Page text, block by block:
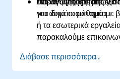
του δημόσιου τομέα.
για αυτό το μάθημα με
ή τα εσωτερικά
παρακαλούμε
Διάβασε περισσότερα...